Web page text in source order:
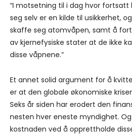
“I motsetning til i dag hvor
seg selv er en kilde til usikkerhet,
skaffe seg atomvåpen, samt å
av kjernefysiske stater at de ikke
disse våpnene.”
Et annet solid argument for å
er at den globale økonomiske
Seks år siden har erodert den
nesten hver eneste myndighet.
kostnaden ved å opprettholde